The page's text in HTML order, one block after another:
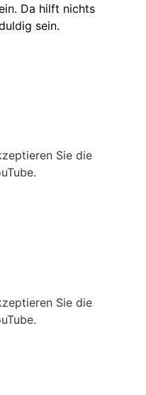
Da hilft nichts
sein.
Sie die
Sie die